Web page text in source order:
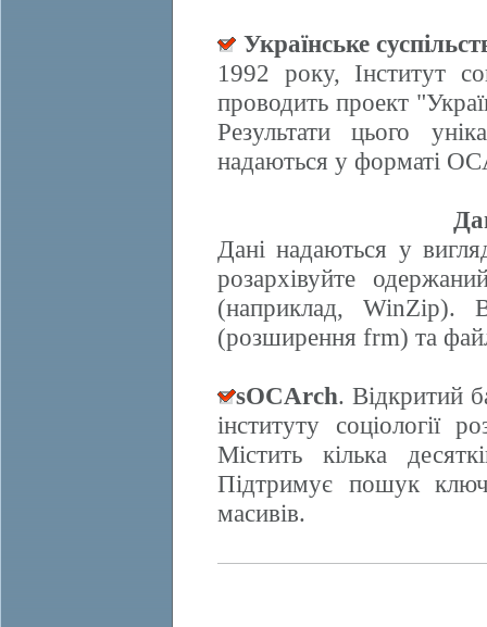
Українське
1992 року, Інститут
проводить проект
Результати цього
надаються у форматі
Дані надаються у
розархівуйте
(наприклад, WinZip).
(розширення frm) та
sOCArch. Відкритий
інституту соціології
Містить кілька
Підтримує пошук
масивів.